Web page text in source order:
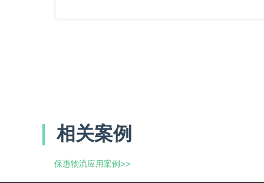
相关案例
保惠物流应用案例>>